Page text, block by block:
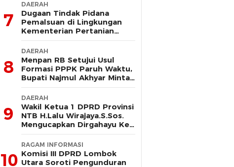
7
DAERAH
Dugaan Tindak Pidana
Pemalsuan di Lingkungan
Kementerian Pertanian
Kembali Mencuat, Saksi
Kunci Mangkir Panggilan
Polisi
8
DAERAH
Menpan RB Setujui Usul
Formasi PPPK Paruh Waktu,
Bupati Najmul Akhyar Minta
Non ASN Segera Lengkapi
Dokumen
9
DAERAH
Wakil Ketua 1 DPRD Provinsi
NTB H.Lalu Wirajaya.S.Sos.
Mengucapkan Dirgahayu Ke-
80 Lombok Tengah
Masmirah
10
RAGAM INFORMASI
Komisi III DPRD Lombok
Utara Soroti Pengunduran